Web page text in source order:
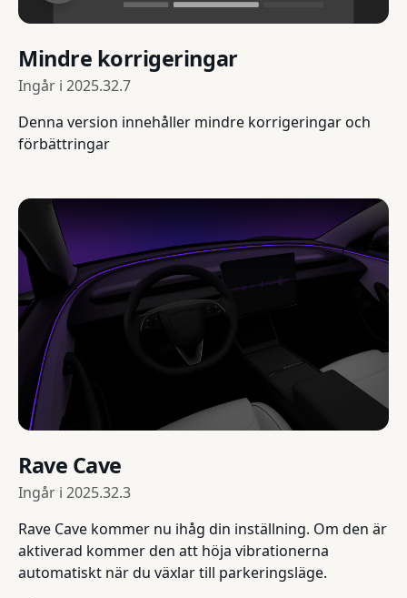
Mindre korrigeringar
Ingår i 2025.32.7
Denna version innehåller mindre korrigeringar och
förbättringar
Rave Cave
Ingår i 2025.32.3
Rave Cave kommer nu ihåg din inställning. Om den är
aktiverad kommer den att höja vibrationerna
automatiskt när du växlar till parkeringsläge.